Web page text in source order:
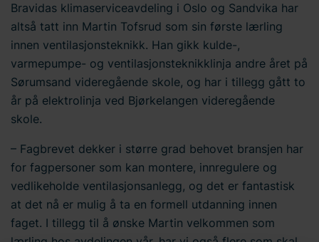
Bravidas klimaserviceavdeling i Oslo og Sandvika har
altså tatt inn Martin Tofsrud som sin første lærling
innen ventilasjonsteknikk. Han gikk kulde-,
varmepumpe- og ventilasjonsteknikklinja andre året på
Sørumsand videregående skole, og har i tillegg gått to
år på elektrolinja ved Bjørkelangen videregående
skole.
– Fagbrevet dekker i større grad behovet bransjen har
for fagpersoner som kan montere, innregulere og
vedlikeholde ventilasjonsanlegg, og det er fantastisk
at det nå er mulig å ta en formell utdanning innen
faget. I tillegg til å ønske Martin velkommen som